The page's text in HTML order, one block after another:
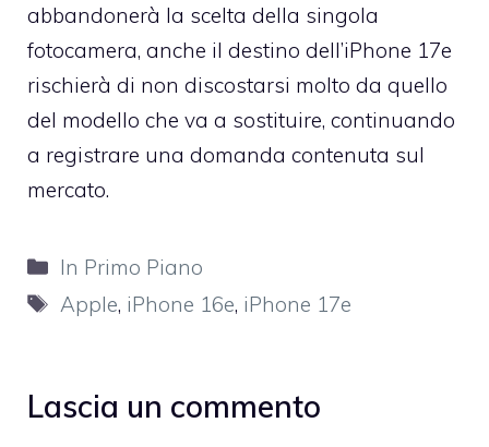
abbandonerà la scelta della singola
fotocamera, anche il destino dell’iPhone 17e
rischierà di non discostarsi molto da quello
del modello che va a sostituire, continuando
a registrare una domanda contenuta sul
mercato.
Categorie
In Primo Piano
Tag
Apple, iPhone 16e, iPhone 17e
Lascia un commento